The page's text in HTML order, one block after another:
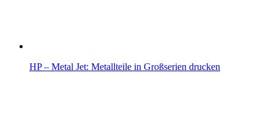
HP – Metal Jet: Metallteile in Großserien drucken